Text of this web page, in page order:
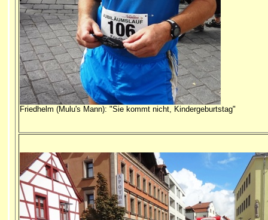
Friedhelm (Mulu's Mann): "Sie kommt nicht, Kindergeburtstag"